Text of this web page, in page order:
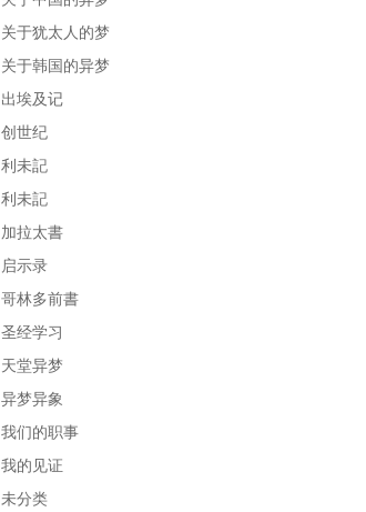
关于犹太人的梦
关于韩国的异梦
出埃及记
创世纪
利未記
利未記
加拉太書
启示录
哥林多前書
圣经学习
天堂异梦
异梦异象
我们的职事
我的见证
未分类